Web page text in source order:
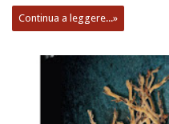
Continua a leggere...»